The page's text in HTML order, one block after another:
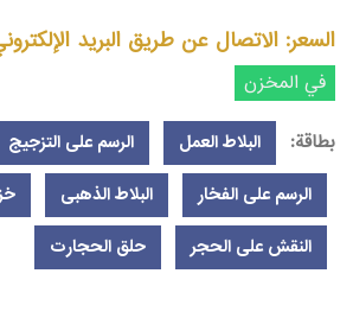
السعر: الاتصال عن طريق البريد
في المخزن
بطاقة: البلاط العمل
الرسم على التزجیج
الرسم على الفخار
البلاط الذهبی
النقش على الحجر
حلق الحجارت